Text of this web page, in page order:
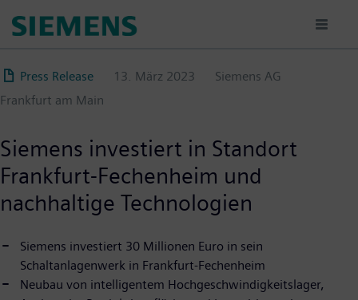
zum
Press Release
13. März 2023
Siemens AG
Frankfurt am Main
Siemens investiert in Standort
Frankfurt-Fechenheim und
nachhaltige Technologien
Siemens investiert 30 Millionen Euro in sein
Schaltanlagenwerk in Frankfurt-Fechenheim
Neubau von intelligentem Hochgeschwindigkeitslager,